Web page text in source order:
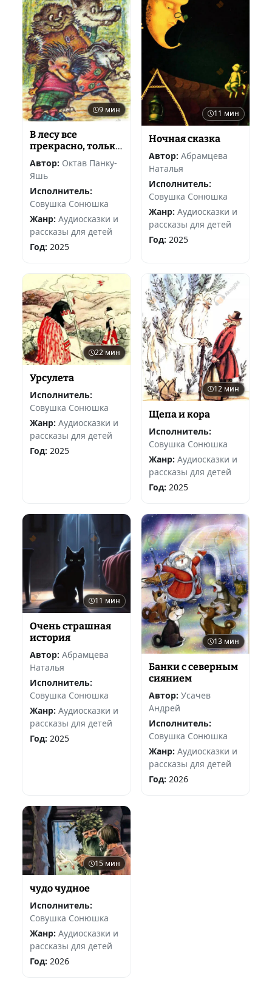
9 мин
В лесу все
прекрасно, только
портные плохие
Автор: Октав Панку-
Яшь
Исполнитель:
Совушка Сонюшка
Жанр: Аудиосказки и
рассказы для детей
Год: 2025
11 мин
Ночная сказка
Автор: Абрамцева
Наталья
Исполнитель:
Совушка Сонюшка
Жанр: Аудиосказки и
рассказы для детей
Год: 2025
22 мин
Урсулета
Исполнитель:
Совушка Сонюшка
Жанр: Аудиосказки и
рассказы для детей
Год: 2025
12 мин
Щепа и кора
Исполнитель:
Совушка Сонюшка
Жанр: Аудиосказки и
рассказы для детей
Год: 2025
11 мин
Очень страшная
история
Автор: Абрамцева
Наталья
Исполнитель:
Совушка Сонюшка
Жанр: Аудиосказки и
рассказы для детей
Год: 2025
13 мин
Банки с северным
сиянием
Автор: Усачев
Андрей
Исполнитель:
Совушка Сонюшка
Жанр: Аудиосказки и
рассказы для детей
Год: 2026
15 мин
чудо чудное
Исполнитель:
Совушка Сонюшка
Жанр: Аудиосказки и
рассказы для детей
Год: 2026